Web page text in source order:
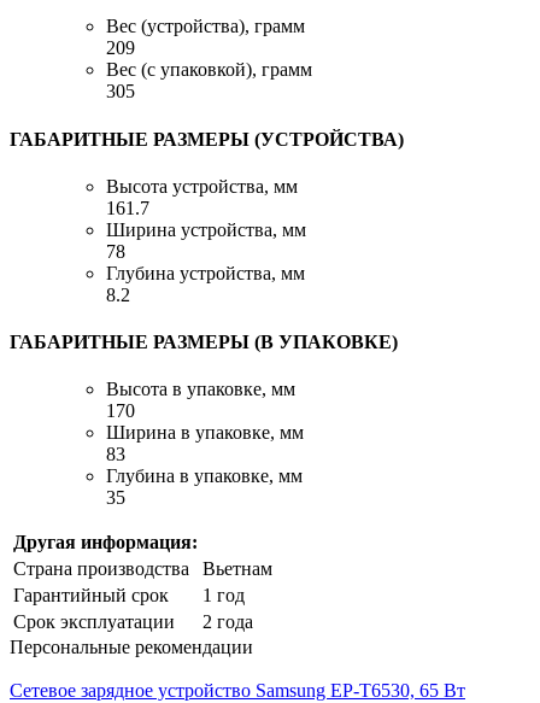
Вес (устройства), грамм
209
Вес (с упаковкой), грамм
305
ГАБАРИТНЫЕ РАЗМЕРЫ (УСТРОЙСТВА)
Высота устройства, мм
161.7
Ширина устройства, мм
78
Глубина устройства, мм
8.2
ГАБАРИТНЫЕ РАЗМЕРЫ (В УПАКОВКЕ)
Высота в упаковке, мм
170
Ширина в упаковке, мм
83
Глубина в упаковке, мм
35
Другая информация:
Страна производства
Вьетнам
Гарантийный срок
1 год
Срок эксплуатации
2 года
Персональные рекомендации
Сетевое зарядное устройство Samsung EP-T6530, 65 Вт